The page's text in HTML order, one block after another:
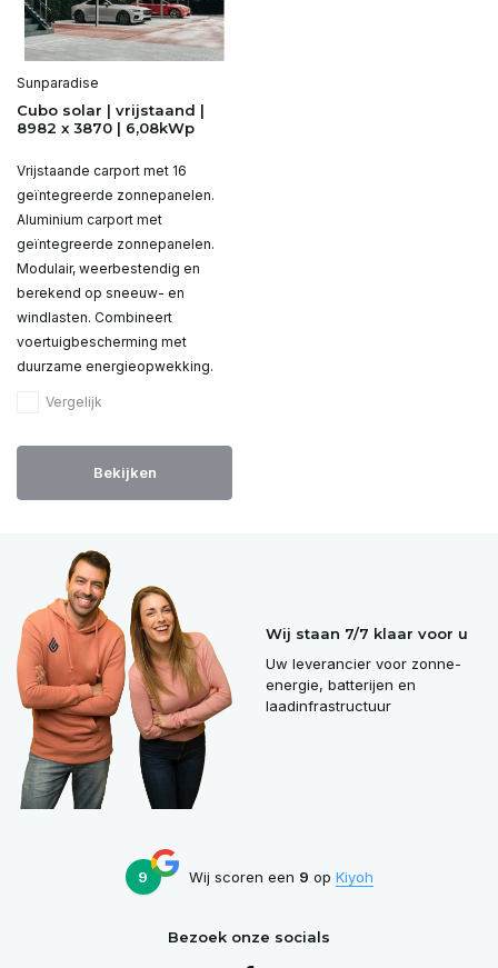
Sunparadise
Cubo solar | vrijstaand |
8982 x 3870 | 6,08kWp
Vrijstaande carport met 16
geïntegreerde zonnepanelen.
Aluminium carport met
geïntegreerde zonnepanelen.
Modulair, weerbestendig en
berekend op sneeuw- en
windlasten. Combineert
voertuigbescherming met
duurzame energieopwekking.
Vergelijk
Bekijken
Wij staan 7/7 klaar voor u
Uw leverancier voor zonne-
energie, batterijen en
laadinfrastructuur
9 Wij scoren een 9 op Kiyoh
Bezoek onze socials